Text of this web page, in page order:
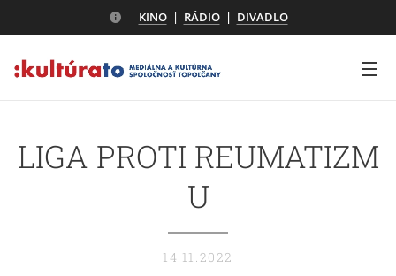
KINO| RÁDIO| DIVADLO
LIGA PROTI REUMATIZM
U
14.11.2022